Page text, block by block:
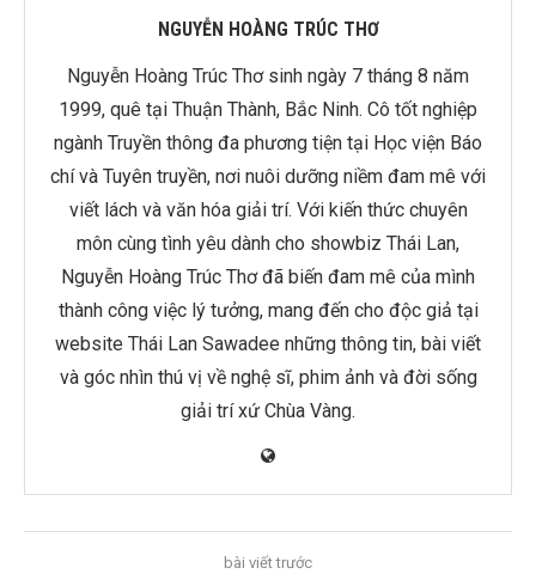
NGUYỄN HOÀNG TRÚC THƠ
Nguyễn Hoàng Trúc Thơ sinh ngày 7 tháng 8 năm
1999, quê tại Thuận Thành, Bắc Ninh. Cô tốt nghiệp
ngành Truyền thông đa phương tiện tại Học viện Báo
chí và Tuyên truyền, nơi nuôi dưỡng niềm đam mê với
viết lách và văn hóa giải trí. Với kiến thức chuyên
môn cùng tình yêu dành cho showbiz Thái Lan,
Nguyễn Hoàng Trúc Thơ đã biến đam mê của mình
thành công việc lý tưởng, mang đến cho độc giả tại
website Thái Lan Sawadee những thông tin, bài viết
và góc nhìn thú vị về nghệ sĩ, phim ảnh và đời sống
giải trí xứ Chùa Vàng.
bài viết trước